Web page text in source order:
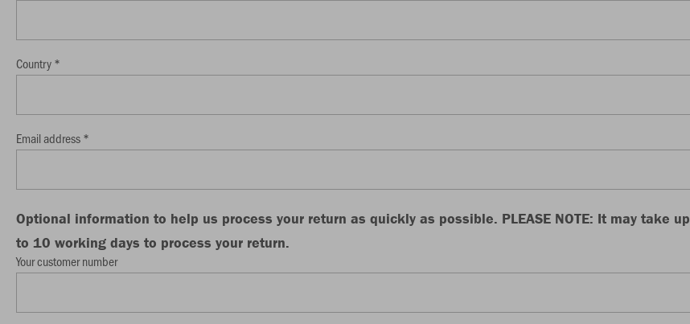
Country *
Email address *
Optional information to help us process your return as quickly as possible. PLEASE NOTE: It may take up
to 10 working days to process your return.
Your customer number